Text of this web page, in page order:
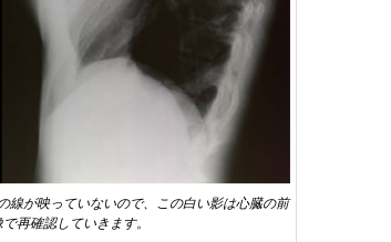
線が映っていないので、この白い影は心臓の前
再確認していきます。